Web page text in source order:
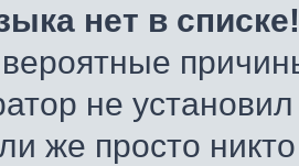
нет в списке!
не
же просто